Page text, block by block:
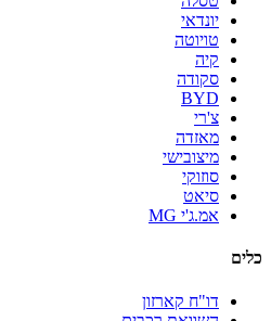
יונדאי
טויוטה
קיה
סקודה
BYD
צ'רי
מאזדה
מיצובישי
סוזוקי
סיאט
אמ.ג'י MG
כלים
דו"ח קארזון